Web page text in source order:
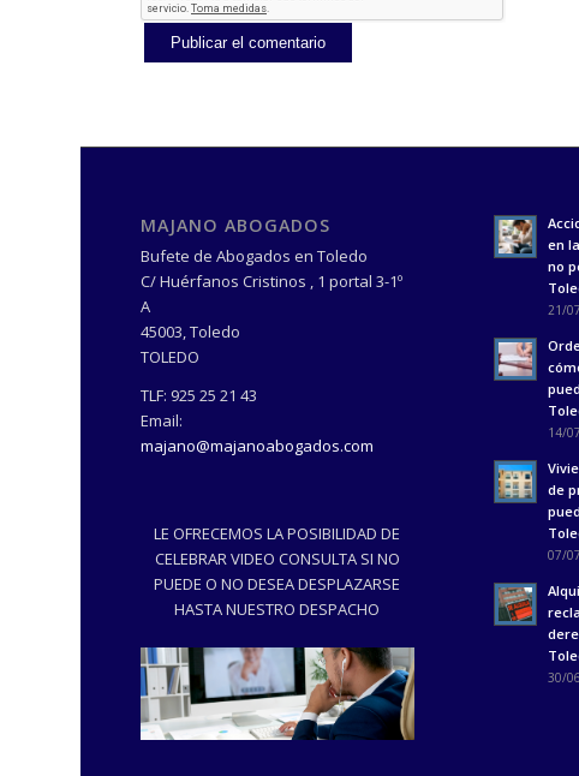
MAJANO ABOGADOS
Bufete de Abogados en Toledo
C/ Huérfanos Cristinos , 1 portal 3-1º
A
45003,Toledo
TOLEDO
TLF: 925 25 21 43
Email:
majano@majanoabogados.com
LE OFRECEMOS LA POSIBILIDAD DE
CELEBRAR VIDEO CONSULTA SI NO
PUEDE O NO DESEA DESPLAZARSE
HASTA NUESTRO DESPACHO
en
no
21/
14/
de
07/
30/